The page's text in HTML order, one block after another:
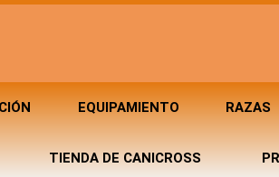
EQUIPAMIENTO RAZAS
TIENDA DE CANICROSS